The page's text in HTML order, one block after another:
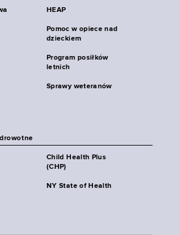
HEAP
Pomoc w opiece nad
dzieckiem
Program posiłków
letnich
Sprawy weteranów
Child Health Plus
(CHP)
NY State of Health